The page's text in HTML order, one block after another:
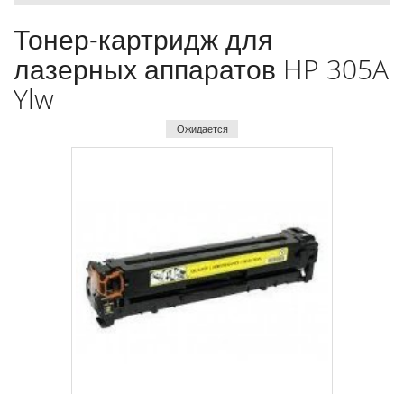
Тонер-картридж для
лазерных аппаратов HP 305A
Ylw
Ожидается